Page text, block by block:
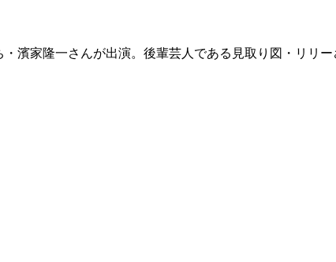
濱家隆一さんが出演。後輩芸人である見取り図・リリ